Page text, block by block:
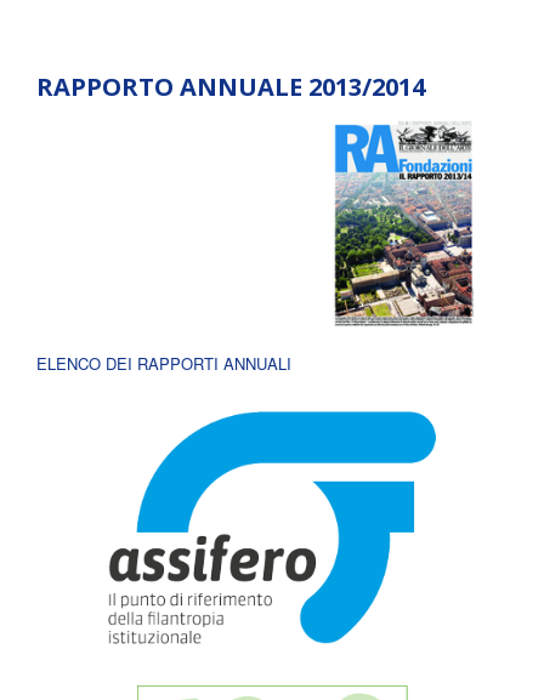
RAPPORTO ANNUALE 2013/2014
ELENCO DEI RAPPORTI ANNUALI